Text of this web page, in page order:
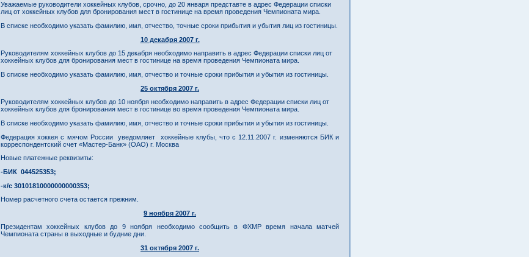
Уважаемые руководители хоккейных клубов, срочно, до 20 января представте в адрес Федерации списки
лиц от хоккейных клубов для бронирования мест в гостинице на время проведения Чемпионата мира.
В списке необходимо указать фамилию, имя, отчество, точные сроки прибытия и убытия лиц из гостиницы.
10 декабря 2007 г.
Руководителям хоккейных клубов до 15 декабря необходимо направить в адрес Федерации списки лиц от
хоккейных клубов для бронирования мест в гостинице на время проведения Чемпионата мира.
В списке необходимо указать фамилию, имя, отчество и точные сроки прибытия и убытия из гостиницы.
25 октября 2007 г.
Руководителям хоккейных клубов до 10 ноября необходимо направить в адрес Федерации списки лиц от
хоккейных клубов для бронирования мест в гостинице во время проведения Чемпионата мира.
В списке необходимо указать фамилию, имя, отчество и точные сроки прибытия и убытия из гостиницы.
Федерация хоккея с мячом России уведомляет хоккейные клубы, что с 12.11.2007 г. изменяются БИК и
корреспондентский счет «Мастер-Банк» (ОАО) г. Москва
Новые платежные реквизиты:
-БИК 044525353;
-к/с 30101810000000000353;
Номер расчетного счета остается прежним.
9 ноября 2007 г.
Президентам хоккейных клубов до 9 ноября необходимо сообщить в ФХМР время начала матчей
Чемпионата страны в выходные и будние дни.
31 октября 2007 г.